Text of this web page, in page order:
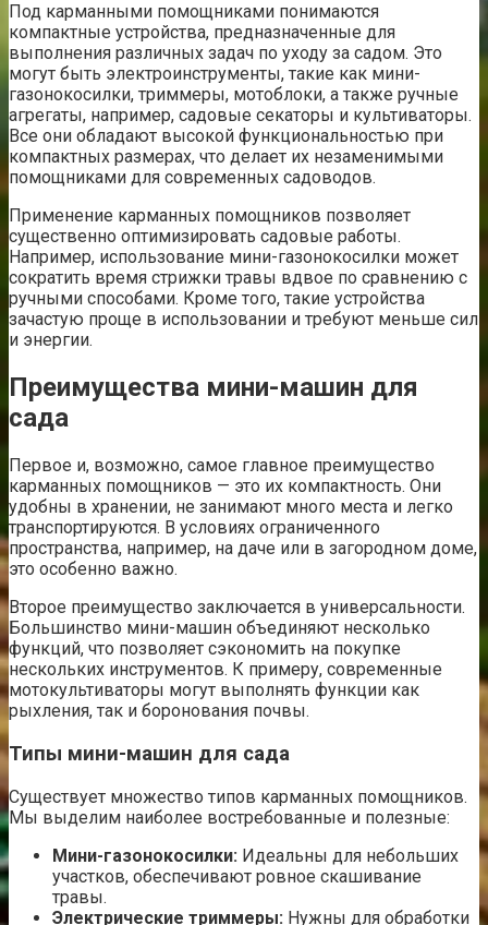
Под карманными помощниками понимаются
компактные устройства, предназначенные для
выполнения различных задач по уходу за садом. Это
могут быть электроинструменты, такие как мини-
газонокосилки, триммеры, мотоблоки, а также ручные
агрегаты, например, садовые секаторы и культиваторы.
Все они обладают высокой функциональностью при
компактных размерах, что делает их незаменимыми
помощниками для современных садоводов.
Применение карманных помощников позволяет
существенно оптимизировать садовые работы.
Например, использование мини-газонокосилки может
сократить время стрижки травы вдвое по сравнению с
ручными способами. Кроме того, такие устройства
зачастую проще в использовании и требуют меньше сил
и энергии.
Преимущества мини-машин для
сада
Первое и, возможно, самое главное преимущество
карманных помощников — это их компактность. Они
удобны в хранении, не занимают много места и легко
транспортируются. В условиях ограниченного
пространства, например, на даче или в загородном доме,
это особенно важно.
Второе преимущество заключается в универсальности.
Большинство мини-машин объединяют несколько
функций, что позволяет сэкономить на покупке
нескольких инструментов. К примеру, современные
мотокультиваторы могут выполнять функции как
рыхления, так и боронования почвы.
Типы мини-машин для сада
Существует множество типов карманных помощников.
Мы выделим наиболее востребованные и полезные:
Мини-газонокосилки: Идеальны для небольших
участков, обеспечивают ровное скашивание
травы.
Электрические триммеры: Нужны для обработки